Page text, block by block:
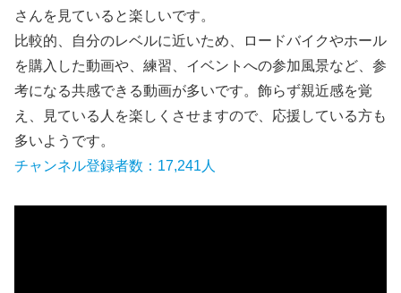
さんを見ていると楽しいです。
比較的、自分のレベルに近いため、ロードバイクやホール
を購入した動画や、練習、イベントへの参加風景など、参
考になる共感できる動画が多いです。飾らず親近感を覚
え、見ている人を楽しくさせますので、応援している方も
多いようです。
チャンネル登録者数：17,241人